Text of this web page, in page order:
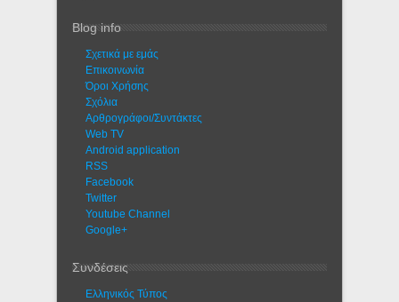
Blog info
Σχετικά με εμάς
Eπικοινωνία
Όροι Χρήσης
Σχόλια
Αρθρογράφοι/Συντάκτες
Web TV
Android application
RSS
Facebook
Twitter
Youtube Channel
Google+
Συνδέσεις
Ελληνικός Τύπος